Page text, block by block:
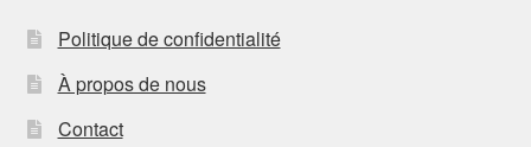
Politique de confidentialité
À propos de nous
Contact